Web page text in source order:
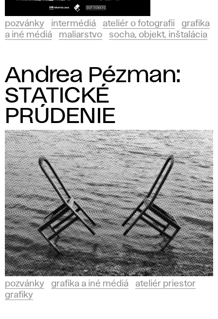
pozvánky intermédiá ateliér o fotografii
grafika
a iné médiá
maliarstvo socha, objekt, inštalácia
Andrea Pézman:
STATICKÉ
PRÚDENIE
pozvánky grafika a iné médiá
ateliér priestor
grafiky